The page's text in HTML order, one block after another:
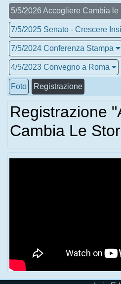
5/5/2026 Accogliere Cambia le
7/5/2025 Senato - Crescere
7/5/2024 Conferenza Stampa
4/5/2023 Convegno a Roma
Foto Registrazione
Registrazione
Cambia Le